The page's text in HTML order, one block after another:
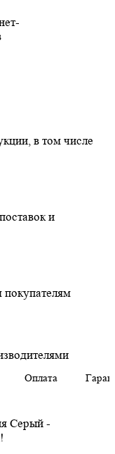
в том числе
и
Оплата
Серый -